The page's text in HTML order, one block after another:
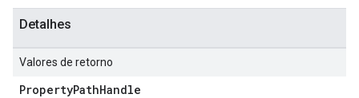
Detalhes
Valores de retorno
PropertyPathHandle